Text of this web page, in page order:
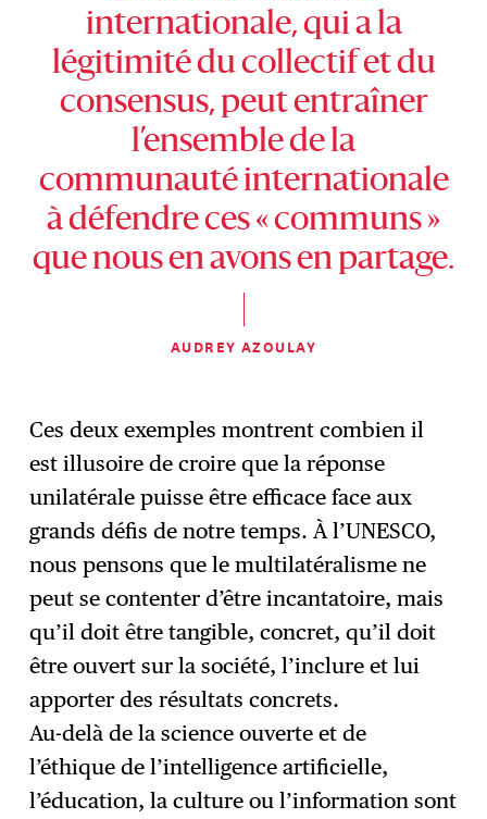
internationale, qui a la
légitimité du collectif et du
consensus, peut entraîner
l’ensemble de la
communauté internationale
à défendre ces « communs »
que nous en avons en partage.
AUDREY AZOULAY
Ces deux exemples montrent combien il
est illusoire de croire que la réponse
unilatérale puisse être efficace face aux
grands défis de notre temps. À l’UNESCO,
nous pensons que le multilatéralisme ne
peut se contenter d’être incantatoire, mais
qu’il doit être tangible, concret, qu’il doit
être ouvert sur la société, l’inclure et lui
apporter des résultats concrets.
Au-delà de la science ouverte et de
l’éthique de l’intelligence artificielle,
l’éducation, la culture ou l’information sont